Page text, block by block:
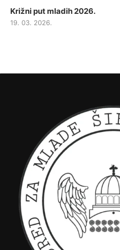
Križni put mladih 2026.
19. 03. 2026.